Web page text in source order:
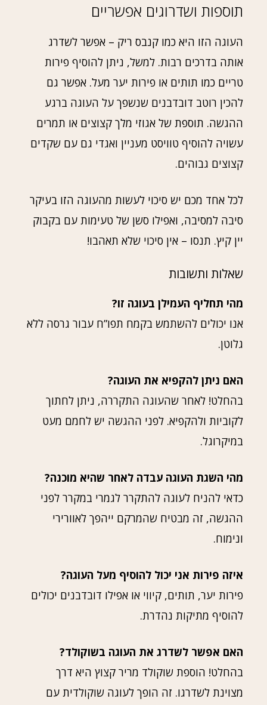
תוספות ושדרוגים אפשריים
העוגה הזו היא כמו קנבס ריק – אפשר לשדרג
אותה בדרכים רבות. למשל, ניתן להוסיף פירות
טריים כמו תותים או פירות יער מעל. אפשר גם
להכין רוטב דובדבנים שנשפך על העוגה ברגע
ההגשה. תוספת של אגוזי מלך קצוצים או תמרים
עשויה להוסיף טוויסט מעניין ואגדי גם עם שקדים
קצוצים גבוהים.
לכל אחד מכם יש סיכוי לעשות מהעוגה הזו בעיקר
סיבה למסיבה, ואפילו סשן של טעימות עם בקבוק
יין קיץ. תנסו – אין סיכוי שלא תאהבו!
שאלות ותשובות
מהי תחליף העמילן בעוגה זו?
אנו יכולים להשתמש בקמח תפו”ח עבור גרסה ללא
גלוטן.
האם ניתן להקפיא את העוגה?
בהחלט! לאחר שהעוגה התקררה, ניתן לחתוך
לקוביות ולהקפיא. לפני ההגשה יש לחמם מעט
במיקרוגל.
מהי השגת העוגה עבדה לאחר שהיא מוכנה?
כדאי להניח לעוגה להתקרר לגמרי במקרר לפני
ההגשה, זה מבטיח שהמרקם ייהפך לאוורירי
ונימוח.
איזה פירות אני יכול להוסיף מעל העוגה?
פירות יער, תותים, קיווי או אפילו דובדבנים יכולים
להוסיף מתיקות נהדרת.
האם אפשר לשדרג את העוגה בשוקולד?
בהחלט! הוספת שוקולד מריר קצוץ היא דרך
מצוינת לשדרגו. זה הופך לעוגה שוקולדית עם